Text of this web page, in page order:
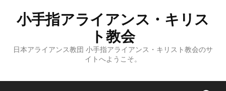
ス
小手指アライアンス・キリス
ト教会
日本アライアンス教団 小手指アライアンス・キリスト教会のサ
イトへようこそ。